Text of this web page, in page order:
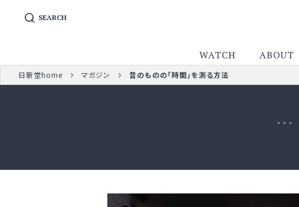
WATCH ABOUT
SEARCH
日新堂home マガジン 昔のものの「時間」を測る方法